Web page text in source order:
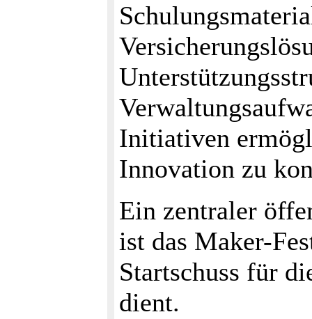
Initiativen
Innovation zu
Ein zentraler
ist das Maker-
Startschuss für
dient.